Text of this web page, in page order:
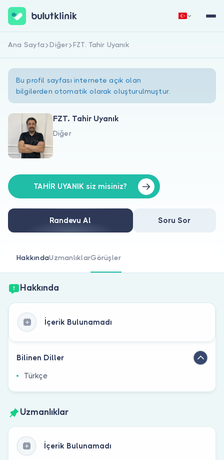
Hakkımızda
Doktorlar için
Doktor musunuz?
Hemen Kaydol
Ana Sayfa Diğer FZT. Tahir Uyanık
Bu profil sayfası internete açık olan
bilgilerden otomatik olarak oluşturulmuştur.
FZT. Tahir Uyanık
Diğer
TAHİR UYANIK siz misiniz?
Randevu Al Soru Sor
HakkındaUzmanlıklarGörüşler
Hakkında
İçerik Bulunamadı
Bilinen Diller
Türkçe
Uzmanlıklar
İçerik Bulunamadı